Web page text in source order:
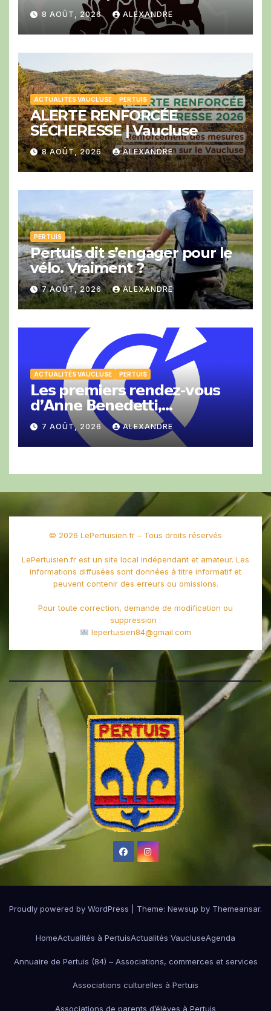
8 AOÛT, 2026 ALEXANDRE
ACTUALITÉS VAUCLUSE PERTUIS
ALERTE RENFORCÉE
SÉCHERESSE | Vaucluse
8 AOÛT, 2026 ALEXANDRE
PERTUIS
Pertuis dit s’engager pour le
vélo. Vraiment ?
7 AOÛT, 2026 ALEXANDRE
ACTUALITÉS VAUCLUSE PERTUIS
𝗟𝗲𝘀 𝗽𝗿𝗲𝗺𝗶𝗲𝗿𝘀 𝗿𝗲𝗻𝗱𝗲𝘇-𝘃𝗼𝘂𝘀
𝗱’𝗔𝗻𝗻𝗲 𝗕𝗲𝗻𝗲𝗱𝗲𝘁𝘁𝗶,
𝗣𝗿𝗲́𝘀𝗶𝗱𝗲𝗻𝘁𝗲 𝗱𝗲 𝗹𝗮 𝗖𝗖𝗜 𝗱𝗲
𝗩𝗮𝘂𝗰𝗹𝘂𝘀𝗲.
7 AOÛT, 2026 ALEXANDRE
© 2026 LePertuisien.fr – Tous droits réservés
LePertuisien.fr est un site local indépendant et amateur. Les
informations diffusées sont données à titre informatif et
peuvent contenir des erreurs ou omissions.
Pour toute correction, demande de modification ou
suppression :
lepertuisien84@gmail.com
Proudly powered by WordPress Theme: Newsup by Themeansar.
HomeActualités à PertuisActualités VaucluseAgenda
Annuaire de Pertuis (84) – Associations, commerces et services
Associations culturelles à Pertuis
Associations de parents d’élèves à Pertuis